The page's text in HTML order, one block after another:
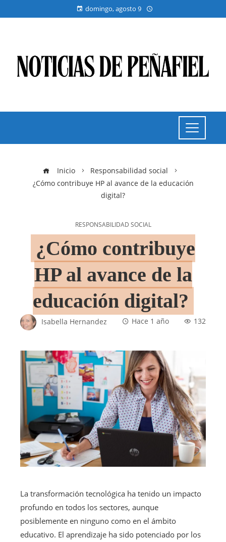
domingo, agosto 9
Inicio
Responsabilidad social
¿Cómo contribuye HP al avance de la educación
digital?
RESPONSABILIDAD SOCIAL
¿Cómo contribuye
HP al avance de la
educación digital?
Isabella Hernandez Hace 1 año 132
La transformación tecnológica ha tenido un impacto
profundo en todos los sectores, aunque
posiblemente en ninguno como en el ámbito
educativo. El aprendizaje ha sido potenciado por los